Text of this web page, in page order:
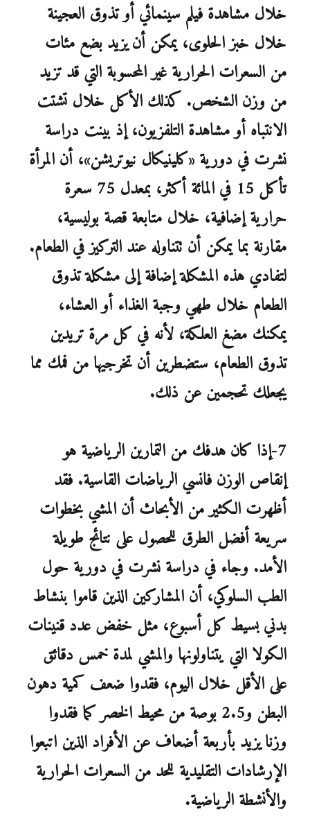
خلال مشاهدة فيلم سينمائي أو تذوق العجينة
خلال خبز الحلوى، يمكن أن يزيد بضع مئات
من السعرات الحرارية غير المحسوبة التي قد تزيد
من وزن الشخص. كذلك الأكل خلال تشتت
الانتباه أو مشاهدة التلفزيون، إذ بينت دراسة
نشرت في دورية «كلينيكال نيوتريشن»، أن المرأة
تأكل 15 في المائة أكثر، بمعدل 75 سعرة
حرارية إضافية، خلال متابعة قصة بوليسية،
مقارنة بما يمكن أن تتناوله عند التركيز في الطعام.
لتفادي هذه المشكلة إضافة إلى مشكلة تذوق
الطعام خلال طهي وجبة الغذاء أو العشاء،
يمكنك مضغ العلكة، لأنه في كل مرة تريدين
تذوق الطعام، ستضطرين أن تخرجيها من فمك مما
يجعلك تحجمين عن ذلك.
7-إذا كان هدفك من التمارين الرياضية هو
إنقاص الوزن فانسي الرياضات القاسية. فقد
أظهرت الكثير من الأبحاث أن المشي بخطوات
سريعة أفضل الطرق للحصول على نتائج طويلة
الأمد. وجاء في دراسة نشرت في دورية حول
الطب السلوكي، أن المشاركين الذين قاموا بنشاط
بدني بسيط كل أسبوع، مثل خفض عدد قنينات
الكولا التي يتناولونها والمشي لمدة خمس دقائق
على الأقل خلال اليوم، فقدوا ضعف كمية دهون
البطن و2.5 بوصة من محيط الخصر كما فقدوا
وزنا يزيد بأربعة أضعاف عن الأفراد الذين اتبعوا
الإرشادات التقليدية للحد من السعرات الحرارية
والأنشطة الرياضية.